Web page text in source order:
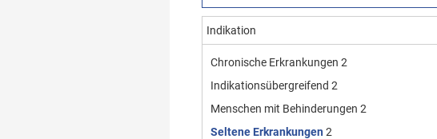
Indikation
Chronische Erkrankungen 2
Indikationsübergreifend 2
Menschen mit Behinderungen 2
Seltene Erkrankungen 2